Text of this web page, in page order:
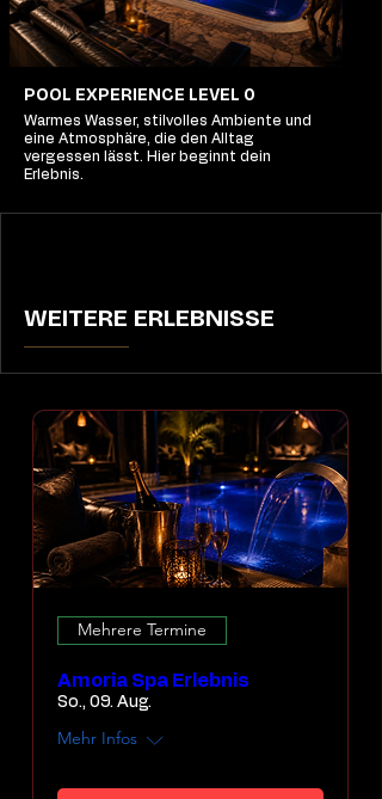
POOL EXPERIENCE LEVEL 0
Warmes Wasser, stilvolles Ambiente und
eine Atmosphäre, die den Alltag
vergessen lässt. Hier beginnt dein
Erlebnis.
WEITERE ERLEBNISSE
Mehrere Termine
Amoria Spa Erlebnis
So., 09. Aug.
Mehr Infos